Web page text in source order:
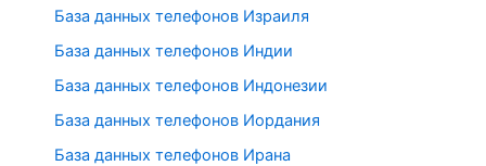
База данных телефонов Израиля
База данных телефонов Индии
База данных телефонов Индонезии
База данных телефонов Иордания
База данных телефонов Ирана